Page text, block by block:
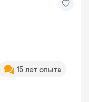
15 лет опыта